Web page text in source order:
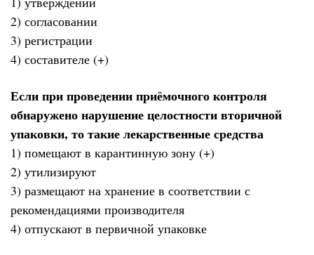
2) согласовании
3) регистрации
4) составителе (+)
Если при проведении приёмочного контроля
обнаружено нарушение целостности вторичной
упаковки, то такие лекарственные средства
1) помещают в карантинную зону (+)
2) утилизируют
3) размещают на хранение в соответствии с
рекомендациями производителя
4) отпускают в первичной упаковке